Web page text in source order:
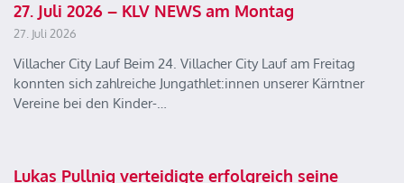
27. Juli 2026 – KLV NEWS am Montag
27. Juli 2026
Villacher City Lauf Beim 24. Villacher City Lauf am Freitag
konnten sich zahlreiche Jungathlet:innen unserer Kärntner
Vereine bei den Kinder-…
Lukas Pullnig verteidigte erfolgreich seine